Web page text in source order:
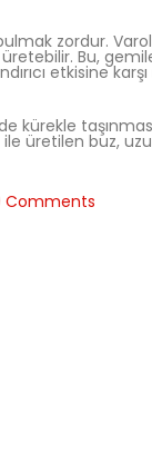
zordur.
Bu,
etkisine
kürekle
üretilen buz,
Comments